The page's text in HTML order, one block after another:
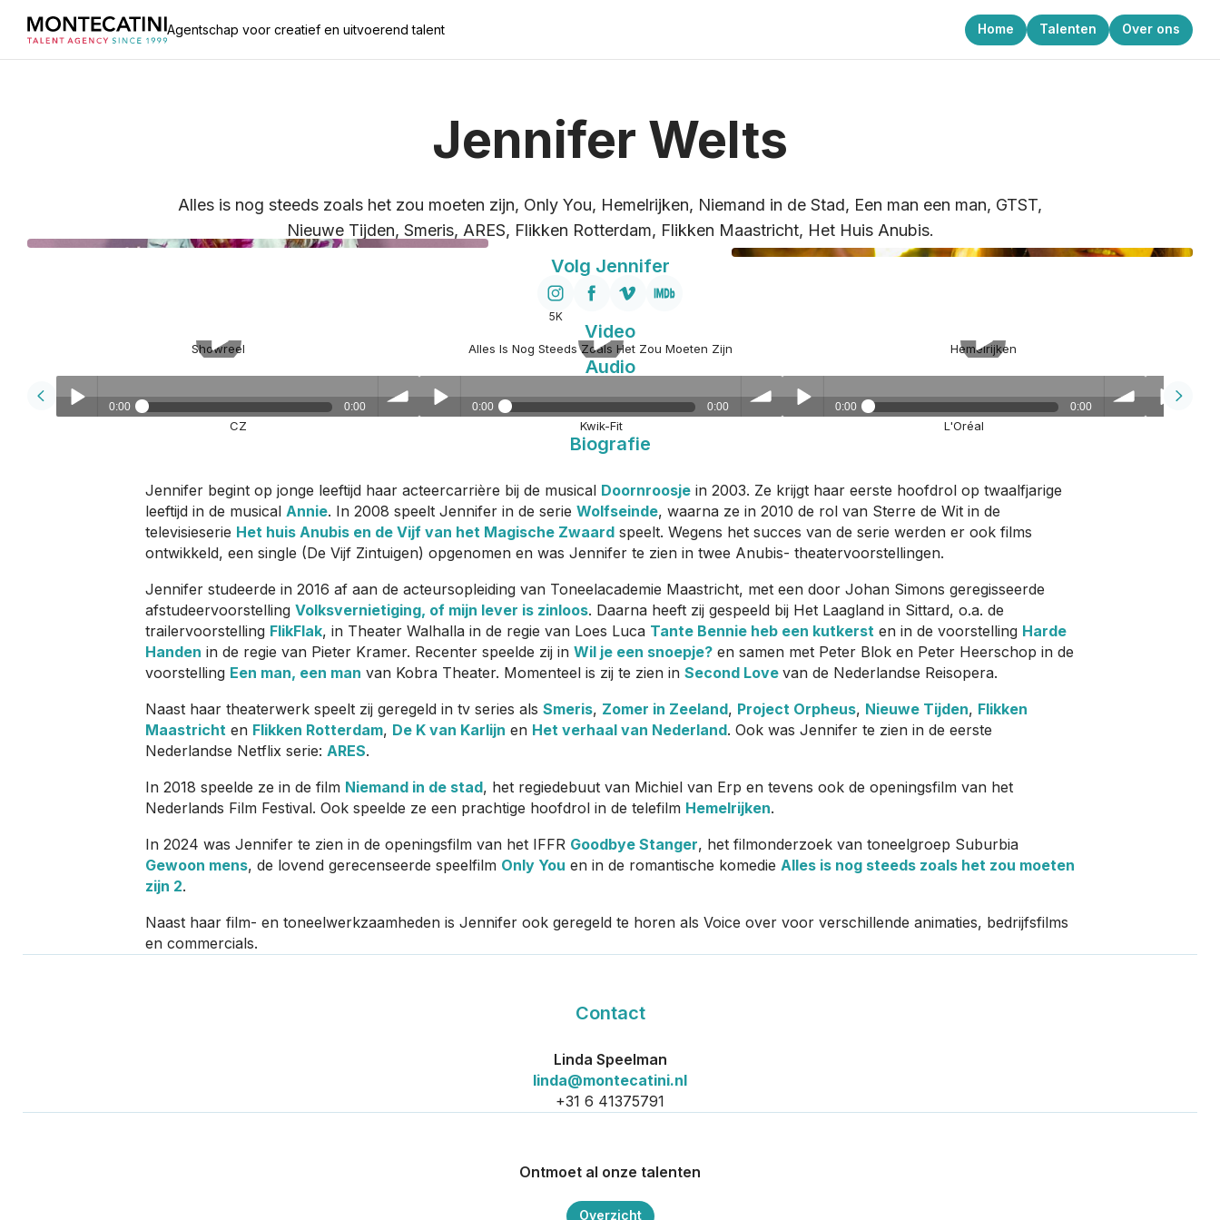
Agentschap voor creatief en uitvoerend talent Home Talenten Over ons
Jennifer Welts
Alles is nog steeds zoals het zou moeten zijn, Only You, Hemelrijken, Niemand in de Stad, Een man een man, GTST,
Nieuwe Tijden, Smeris, ARES, Flikken Rotterdam, Flikken Maastricht, Het Huis Anubis.
Volg Jennifer
5K
Video
Showreel Alles Is Nog Steeds Zoals Het Zou Moeten Zijn Hemelrijken
Audio
0:00 0:00
CZ
pause
0:00 0:00
Kwik-Fit
pause
0:00 0:00
L'Oréal
Biografie
Jennifer begint op jonge leeftijd haar acteercarrière bij de musical Doornroosje in 2003. Ze krijgt haar eerste hoofdrol op twaalfjarige
leeftijd in de musical Annie. In 2008 speelt Jennifer in de serie Wolfseinde, waarna ze in 2010 de rol van Sterre de Wit in de
televisieserie Het huis Anubis en de Vijf van het Magische Zwaard speelt. Wegens het succes van de serie werden er ook films
ontwikkeld, een single (De Vijf Zintuigen) opgenomen en was Jennifer te zien in twee Anubis- theatervoorstellingen.
Jennifer studeerde in 2016 af aan de acteursopleiding van Toneelacademie Maastricht, met een door Johan Simons geregisseerde
afstudeervoorstelling Volksvernietiging, of mijn lever is zinloos. Daarna heeft zij gespeeld bij Het Laagland in Sittard, o.a. de
trailervoorstelling FlikFlak, in Theater Walhalla in de regie van Loes Luca Tante Bennie heb een kutkerst en in de voorstelling Harde
Handen in de regie van Pieter Kramer. Recenter speelde zij in Wil je een snoepje? en samen met Peter Blok en Peter Heerschop in de
voorstelling Een man, een man van Kobra Theater. Momenteel is zij te zien in Second Love van de Nederlandse Reisopera.
Naast haar theaterwerk speelt zij geregeld in tv series als Smeris, Zomer in Zeeland, Project Orpheus, Nieuwe Tijden, Flikken
Maastricht en Flikken Rotterdam, De K van Karlijn en Het verhaal van Nederland. Ook was Jennifer te zien in de eerste
Nederlandse Netflix serie: ARES.
In 2018 speelde ze in de film Niemand in de stad, het regiedebuut van Michiel van Erp en tevens ook de openingsfilm van het
Nederlands Film Festival. Ook speelde ze een prachtige hoofdrol in de telefilm Hemelrijken.
In 2024 was Jennifer te zien in de openingsfilm van het IFFR Goodbye Stanger, het filmonderzoek van toneelgroep Suburbia
Gewoon mens, de lovend gerecenseerde speelfilm Only You en in de romantische komedie Alles is nog steeds zoals het zou moeten
zijn 2.
Naast haar film- en toneelwerkzaamheden is Jennifer ook geregeld te horen als Voice over voor verschillende animaties, bedrijfsfilms
en commercials.
Contact
Linda Speelman
linda@montecatini.nl
+31 6 41375791
Ontmoet al onze talenten
Overzicht